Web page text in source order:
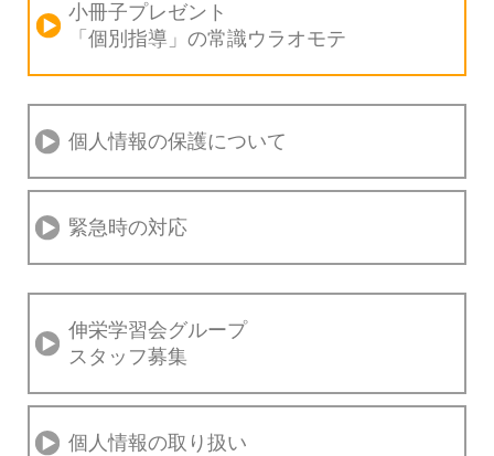
小冊子プレゼント
「個別指導」の常識ウラオモテ
個人情報の保護について
緊急時の対応
伸栄学習会グループ
スタッフ募集
個人情報の取り扱い